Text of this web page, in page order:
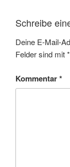
Schreibe
Deine E-Mail-
Felder sind mit*
Kommentar*